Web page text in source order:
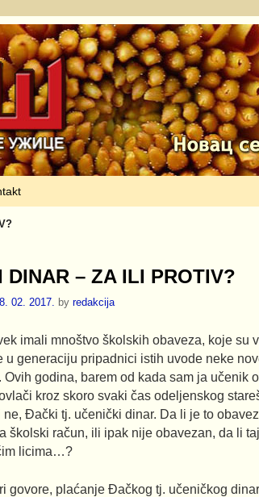
DINAR – ZA ILI PROTIV?
02. 2017. by redakcija
imali mnoštvo školskih obaveza, koje su
u generaciju pripadnici istih uvode neke
Ovih godina, barem od kada sam ja učenik
kroz skoro svaki čas odeljenskog
Đački tj. učenički dinar. Da li je to
školski račun, ili ipak nije obavezan, da li
licima…?
govore, plaćanje Đačkog tj. učeničkog